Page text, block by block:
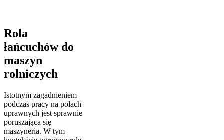
Rola
łańcuchów do
maszyn
rolniczych
Istotnym zagadnieniem
podczas pracy na polach
uprawnych jest sprawnie
poruszająca się
maszyneria. W tym